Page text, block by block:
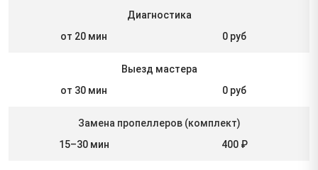
Диагностика
от 20 мин
0 руб
Выезд мастера
от 30 мин
0 руб
Замена пропеллеров (комплект)
15–30 мин
400 ₽